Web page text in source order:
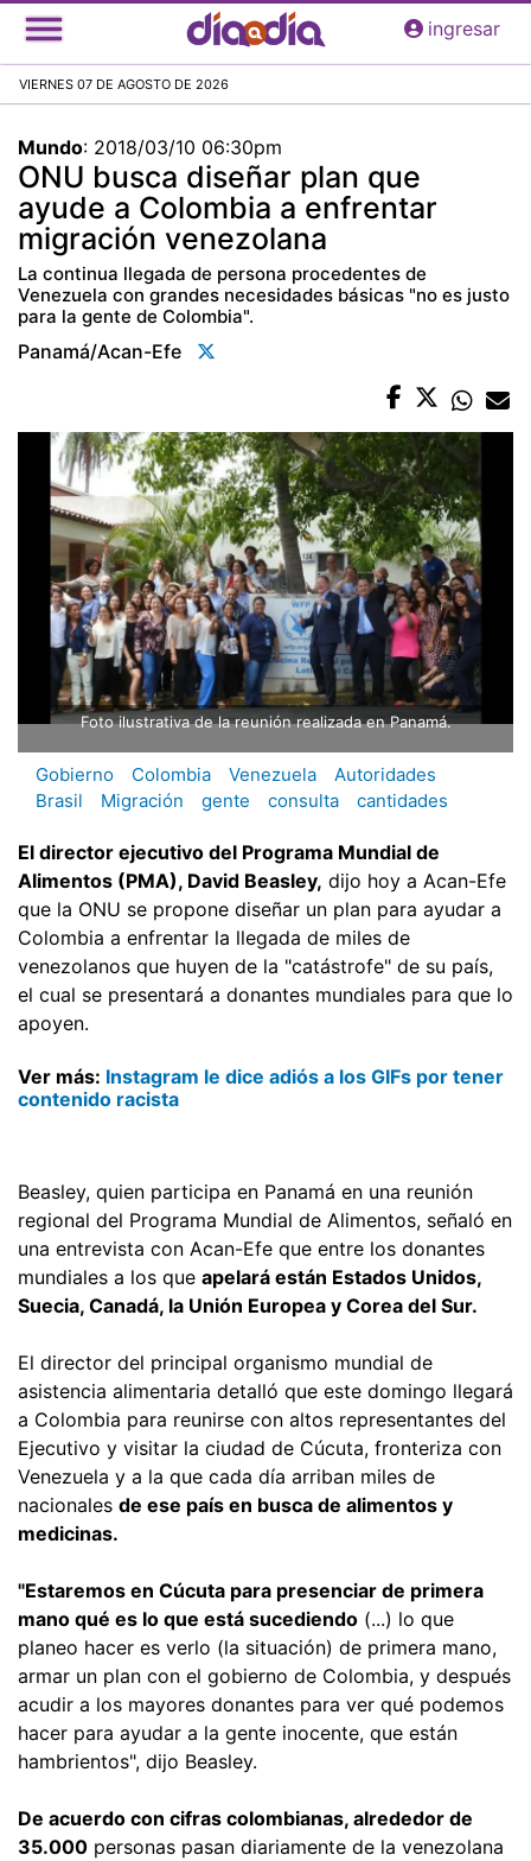
Pasar
al
principal
ingresar
VIERNES 07 DE AGOSTO DE 2026
Mundo: 2018/03/10 06:30pm
ONU busca diseñar plan que
ayude a Colombia a enfrentar
migración venezolana
La continua llegada de persona procedentes de
Venezuela con grandes necesidades básicas "no es justo
para la gente de Colombia".
Panamá/acan-Efe
Foto ilustrativa de la reunión realizada en Panamá.
Gobierno Colombia Venezuela
Autoridades
Brasil
Migración gente consulta cantidades
El director ejecutivo del Programa Mundial de
Alimentos (PMA), David Beasley, dijo hoy a Acan-Efe
que la ONU se propone diseñar un plan para ayudar a
Colombia a enfrentar la llegada de miles de
venezolanos que huyen de la "catástrofe" de su país,
el cual se presentará a donantes mundiales para que lo
apoyen.
Ver más: Instagram le dice adiós a los GIFs por tener
contenido racista
Beasley, quien participa en Panamá en una reunión
regional del Programa Mundial de Alimentos, señaló en
una entrevista con Acan-Efe que entre los donantes
mundiales a los que apelará están Estados Unidos,
Suecia, Canadá, la Unión Europea y Corea del Sur.
El director del principal organismo mundial de
asistencia alimentaria detalló que este domingo llegará
a Colombia para reunirse con altos representantes del
Ejecutivo y visitar la ciudad de Cúcuta, fronteriza con
Venezuela y a la que cada día arriban miles de
nacionales de ese país en busca de alimentos y
medicinas.
"Estaremos en Cúcuta para presenciar de primera
mano qué es lo que está sucediendo (...) lo que
planeo hacer es verlo (la situación) de primera mano,
armar un plan con el gobierno de Colombia, y después
acudir a los mayores donantes para ver qué podemos
hacer para ayudar a la gente inocente, que están
hambrientos", dijo Beasley.
De acuerdo con cifras colombianas, alrededor de
35.000 personas pasan diariamente de la venezolana